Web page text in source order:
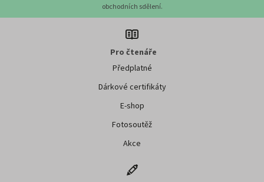
obchodních sdělení.
Pro čtenáře
Předplatné
Dárkové certifikáty
E-shop
Fotosoutěž
Akce